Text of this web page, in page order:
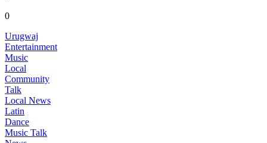
0
Urugwaj
Entertainment
Music
Local
Community
Talk
Local News
Latin
Dance
Music Talk